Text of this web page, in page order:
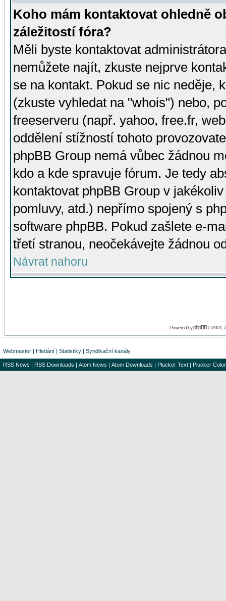
Koho mám kontaktovat ohledně
záležitostí fóra?
Měli byste kontaktovat
nemůžete najít, zkuste nejprve
se na kontakt. Pokud se nic neděje,
(zkuste vyhledat na "whois") nebo,
freeserveru (např. yahoo, free.fr,
oddělení stížností tohoto
phpBB Group nemá vůbec žádnou
kdo a kde spravuje fórum. Je tedy
kontaktovat phpBB Group v
pomluvy, atd.) nepřímo spojený s
software phpBB. Pokud zašlete e-
třetí stranou, neočekávejte žádnou
Návrat nahoru
Powered byphpBB© 2001,
Webmaster | Hledání | Statistiky | Syndikační kanály
RSS News | RSS Downloads | Atom News | Atom Downloads | Plucker Text | Plucker Color